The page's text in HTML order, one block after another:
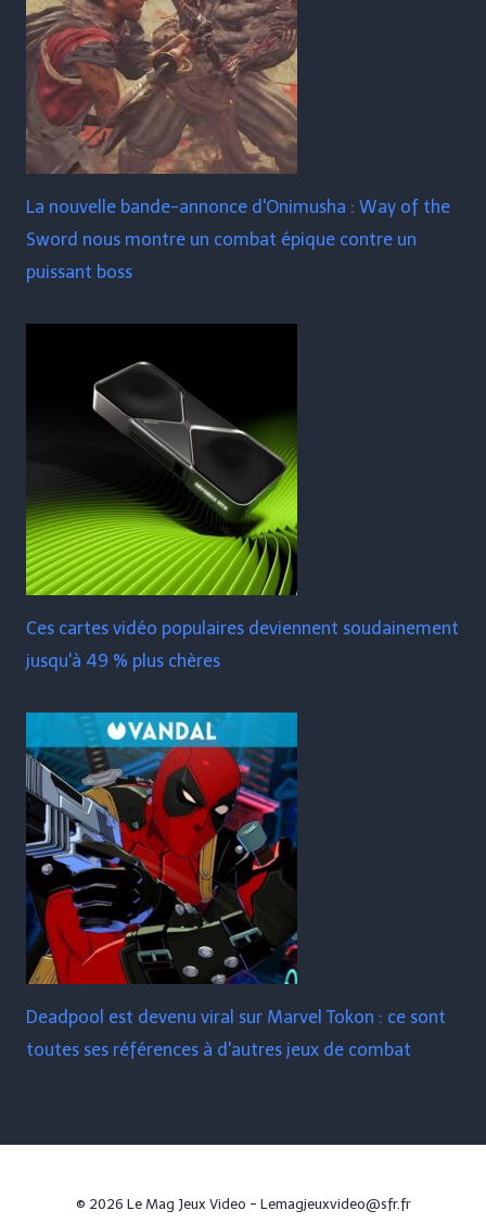
La nouvelle bande-annonce d'Onimusha : Way of the
Sword nous montre un combat épique contre un
puissant boss
Ces cartes vidéo populaires deviennent soudainement
jusqu'à 49 % plus chères
Deadpool est devenu viral sur Marvel Tokon : ce sont
toutes ses références à d'autres jeux de combat
© 2026 Le Mag Jeux Video - Lemagjeuxvideo@sfr.fr